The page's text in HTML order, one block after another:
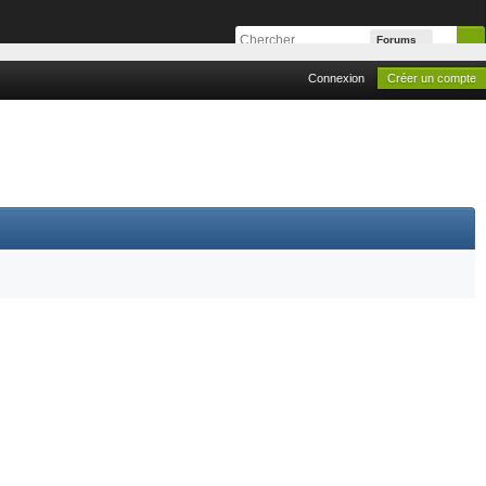
Forums
Connexion Créer un compte